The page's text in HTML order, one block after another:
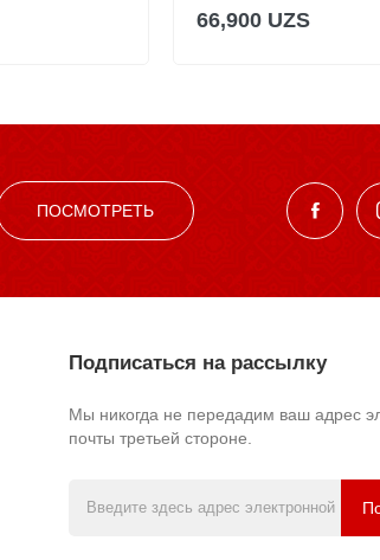
66,900 UZS
ПОСМОТРЕТЬ
Подписаться на рассылку
Мы никогда не передадим ваш адрес
почты третьей стороне.